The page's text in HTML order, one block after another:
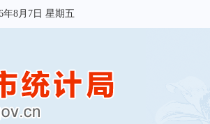
年8月7日 星期五